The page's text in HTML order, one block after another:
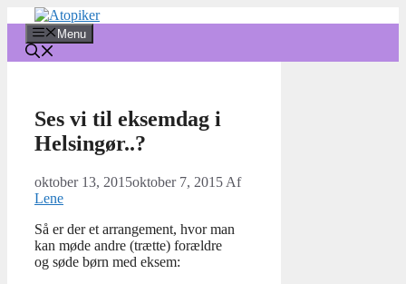
indhold
Menu
Ses vi til eksemdag i
Helsingør..?
oktober 13, 2015oktober 7, 2015 Af
Lene
Så er der et arrangement, hvor man
kan møde andre (trætte) forældre
og søde børn med eksem: